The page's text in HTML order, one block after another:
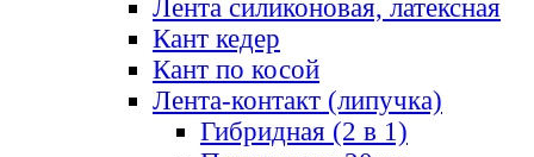
Лента силиконовая, латексная
Кант кедер
Кант по косой
Лента-контакт (липучка)
Гибридная (2 в 1)